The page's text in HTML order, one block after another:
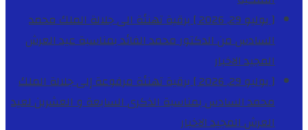
[ يوليو 29, 2026 ]
برقية تهنئة الى جلالة الملك محمد
السادس من الدكتور محمد الفائد بمناسبة عيد العرش
المجيدالاخبار
[ يوليو 29, 2026 ]
برقية تهنئة مرفوعة إلى جلالة الملك
محمد السادس بمناسبة الذكرى السابعة و العشرين لعيد
العرش المجيدالاخبار